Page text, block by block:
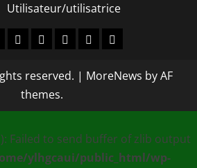
Utilisateur/utilisatrice
Nos
Contact
[
–
PLUS
:
Agence
CompteUtilisateur/
reserved. | MoreNews by AF
themes.
Failed to send buffer of zlib output
ylhgcaui/public_html/wp-